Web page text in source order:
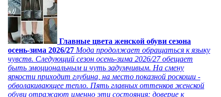
Главные цвета женской обуви сезона
осень-зима 2026/27 Мода продолжает обращаться к языку
чувств. Следующий сезон осень-зима 2026/27 обещает
быть эмоциональным и чуть задумчивым. На смену
яркости приходит глубина, на место показной роскоши -
обволакивающее тепло. Пять главных оттенков женской
обуви отражают именно эти состояния: доверие к